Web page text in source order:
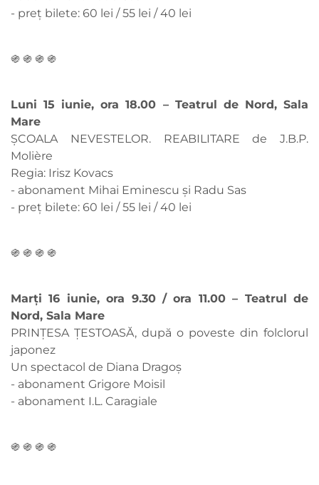
- preț bilete: 60 lei / 55 lei / 40 lei
֍ ֍ ֍ ֍
Luni 15 iunie, ora 18.00 – Teatrul de Nord, Sala
Mare
ȘCOALA NEVESTELOR. REABILITARE de J.B.P.
Molière
Regia: Irisz Kovacs
- abonament Mihai Eminescu și Radu Sas
- preț bilete: 60 lei / 55 lei / 40 lei
֍ ֍ ֍ ֍
Marți 16 iunie, ora 9.30 / ora 11.00 – Teatrul de
Nord, Sala Mare
PRINȚESA ȚESTOASĂ, după o poveste din folclorul
japonez
Un spectacol de Diana Dragoș
- abonament Grigore Moisil
- abonament I.L. Caragiale
֍ ֍ ֍ ֍